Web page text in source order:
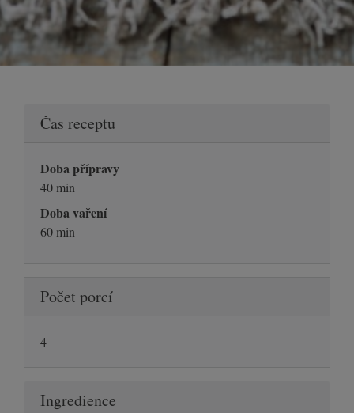
Čas receptu
Doba přípravy
40 min
Doba vaření
60 min
Počet porcí
4
Ingredience